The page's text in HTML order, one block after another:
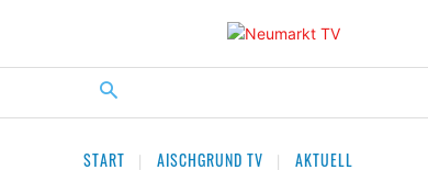
START AISCHGRUND TV AKTUELL